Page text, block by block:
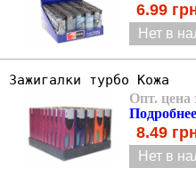
6.99
Нет в
Зажигалки турбо Кожа
Опт. цена
8.49
Нет в